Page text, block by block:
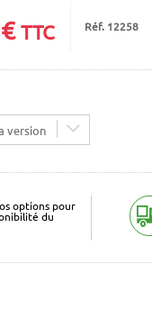
TTC Réf. 12258
version
options pour
du